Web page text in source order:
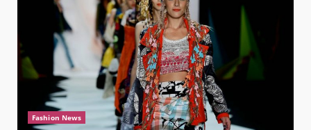
Fashion News